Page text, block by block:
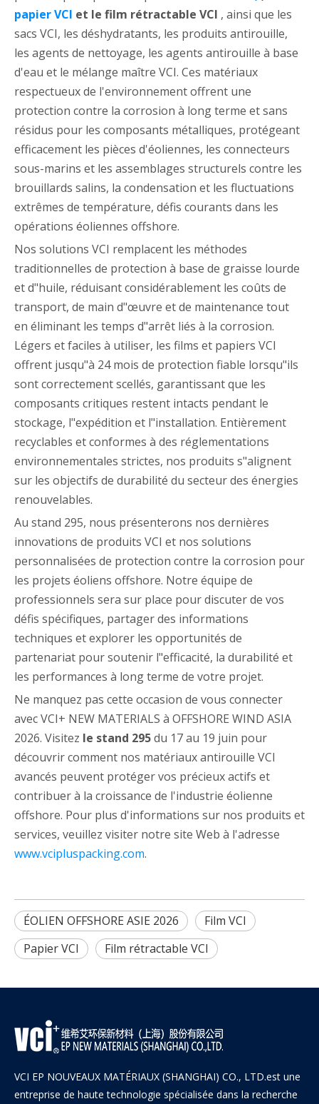
papier VCI et le film rétractable VCI , ainsi que les
sacs VCI, les déshydratants, les produits antirouille,
les agents de nettoyage, les agents antirouille à base
d'eau et le mélange maître VCI. Ces matériaux
respectueux de l'environnement offrent une
protection contre la corrosion à long terme et sans
résidus pour les composants métalliques, protégeant
efficacement les pièces d'éoliennes, les connecteurs
sous-marins et les assemblages structurels contre les
brouillards salins, la condensation et les fluctuations
extrêmes de température, défis courants dans les
opérations éoliennes offshore.
Nos solutions VCI remplacent les méthodes
traditionnelles de protection à base de graisse lourde
et d"huile, réduisant considérablement les coûts de
transport, de main d"œuvre et de maintenance tout
en éliminant les temps d"arrêt liés à la corrosion.
Légers et faciles à utiliser, les films et papiers VCI
offrent jusqu"à 24 mois de protection fiable lorsqu"ils
sont correctement scellés, garantissant que les
composants critiques restent intacts pendant le
stockage, l"expédition et l"installation. Entièrement
recyclables et conformes à des réglementations
environnementales strictes, nos produits s"alignent
sur les objectifs de durabilité du secteur des énergies
renouvelables.
Au stand 295, nous présenterons nos dernières
innovations de produits VCI et nos solutions
personnalisées de protection contre la corrosion pour
les projets éoliens offshore. Notre équipe de
professionnels sera sur place pour discuter de vos
défis spécifiques, partager des informations
techniques et explorer les opportunités de
partenariat pour soutenir l"efficacité, la durabilité et
les performances à long terme de votre projet.
Ne manquez pas cette occasion de vous connecter
avec VCI+ NEW MATERIALS à OFFSHORE WIND ASIA
2026. Visitez le stand 295du 17 au 19 juin pour
découvrir comment nos matériaux antirouille VCI
avancés peuvent protéger vos précieux actifs et
contribuer à la croissance de l'industrie éolienne
offshore. Pour plus d'informations sur nos produits et
services, veuillez visiter notre site Web à l'adresse
www.vcipluspacking.com.
ÉOLIEN OFFSHORE ASIE 2026
Film VCI
Papier VCI
Film rétractable VCI
VCI EP NOUVEAUX MATÉRIAUX (SHANGHAI) CO., LTD.est une
entreprise de haute technologie spécialisée dans la recherche